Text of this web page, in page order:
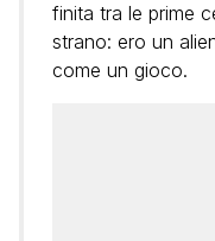
finita tra le prime
strano: ero un
come un gioco.